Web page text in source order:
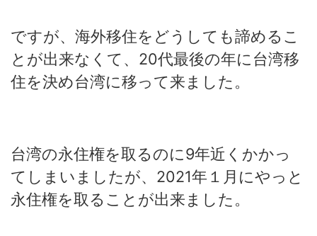
ですが、海外移住をどうしても諦めるこ
とが出来なくて、20代最後の年に台湾移
住を決め台湾に移って来ました。
台湾の永住権を取るのに9年近くかかっ
てしまいましたが、2021年１月にやっと
永住権を取ることが出来ました。